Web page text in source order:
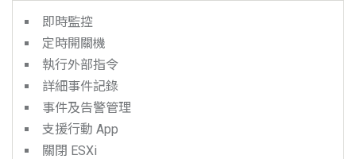
即時監控
定時開關機
執行外部指令
詳細事件記錄
事件及告警管理
支援行動 App
關閉 ESXi